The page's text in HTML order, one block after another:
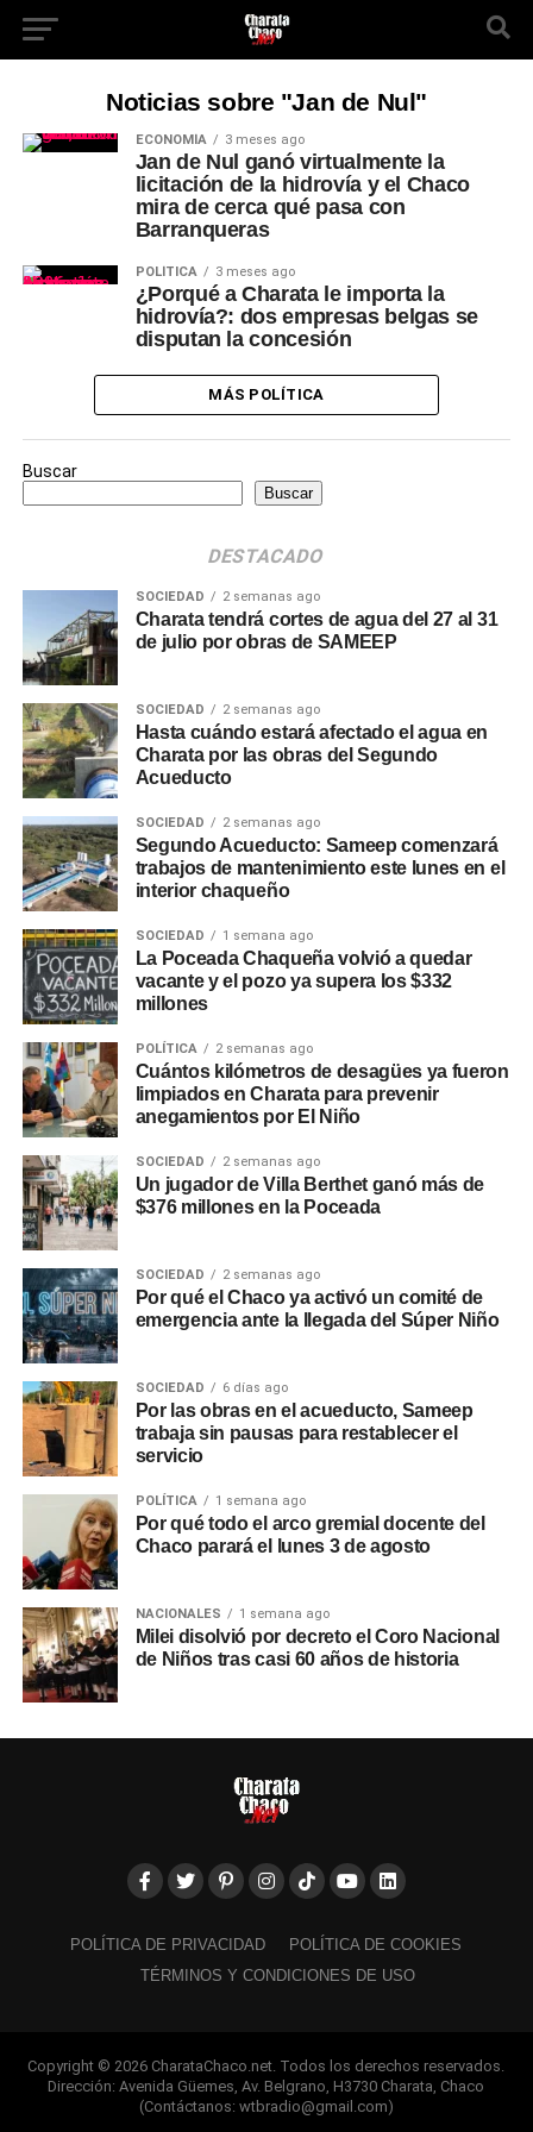
Noticias sobre "Jan de Nul"
ECONOMÍA 3 meses ago
Jan de Nul ganó virtualmente la
licitación de la hidrovía y el Chaco
mira de cerca qué pasa con
Barranqueras
POLÍTICA 3 meses ago
¿Porqué a Charata le importa la
hidrovía?: dos empresas belgas se
disputan la concesión
MÁS POLÍTICA
Buscar
Buscar
DESTACADO
SOCIEDAD 2 semanas ago
Charata tendrá cortes de agua del 27 al 31
de julio por obras de SAMEEP
SOCIEDAD 2 semanas ago
Hasta cuándo estará afectado el agua en
Charata por las obras del Segundo
Acueducto
SOCIEDAD 2 semanas ago
Segundo Acueducto: Sameep comenzará
trabajos de mantenimiento este lunes en el
interior chaqueño
SOCIEDAD 1 semana ago
La Poceada Chaqueña volvió a quedar
vacante y el pozo ya supera los $332
millones
POLÍTICA 2 semanas ago
Cuántos kilómetros de desagües ya fueron
limpiados en Charata para prevenir
anegamientos por El Niño
SOCIEDAD 2 semanas ago
Un jugador de Villa Berthet ganó más de
$376 millones en la Poceada
SOCIEDAD 2 semanas ago
Por qué el Chaco ya activó un comité de
emergencia ante la llegada del Súper Niño
SOCIEDAD 6 días ago
Por las obras en el acueducto, Sameep
trabaja sin pausas para restablecer el
servicio
POLÍTICA 1 semana ago
Por qué todo el arco gremial docente del
Chaco parará el lunes 3 de agosto
NACIONALES 1 semana ago
Milei disolvió por decreto el Coro Nacional
de Niños tras casi 60 años de historia
POLÍTICA DE PRIVACIDAD
POLÍTICA DE COOKIES
TÉRMINOS Y CONDICIONES DE USO
Copyright © 2026 CharataChaco.net. Todos los derechos reservados.
Dirección: Avenida Güemes, Av. Belgrano, H3730 Charata, Chaco
(Contáctanos: wtbradio@gmail.com)